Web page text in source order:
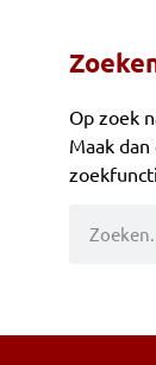
Op zoek
Maak